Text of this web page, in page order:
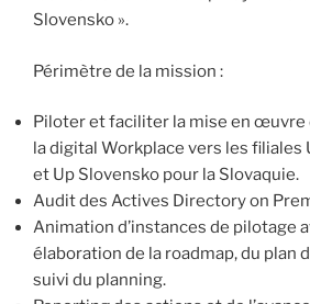
Slovensko ».
Périmètre de la mission :
Piloter et faciliter la mise en œuvre
la digital Workplace vers les filiales
et Up Slovensko pour la Slovaquie.
Audit des Actives Directory on
Animation d’instances de pilotage
élaboration de la roadmap, du plan
suivi du planning.